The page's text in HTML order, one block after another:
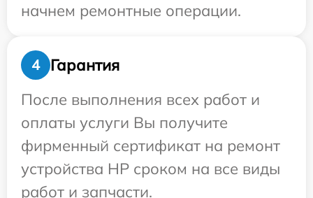
начнем ремонтные операции.
4
Гарантия
После выполнения всех работ и
оплаты услуги Вы получите
фирменный сертификат на ремонт
устройства HP сроком на все виды
работ и запчасти.